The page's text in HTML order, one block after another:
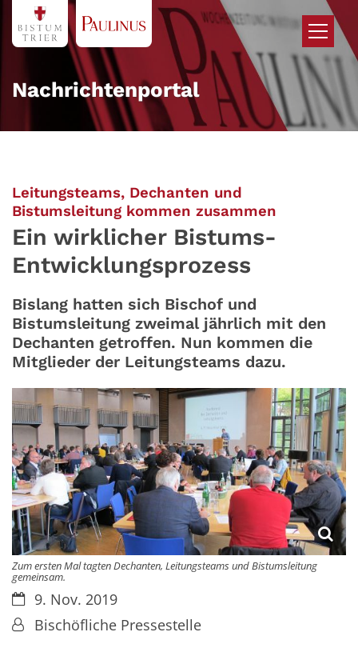
Zum Inhalt springen
Nachrichtenportal
Leitungsteams, Dechanten und
Bistumsleitung kommen zusammen
Ein wirklicher Bistums-
Entwicklungsprozess
Bislang hatten sich Bischof und
Bistumsleitung zweimal jährlich mit den
Dechanten getroffen. Nun kommen die
Mitglieder der Leitungsteams dazu.
Zum ersten Mal tagten Dechanten, Leitungsteams und Bistumsleitung
gemeinsam.
Datum:9. Nov. 2019
Von:Bischöfliche Pressestelle